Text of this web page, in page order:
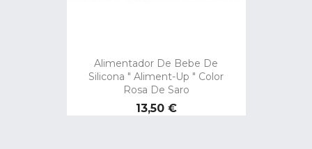
Alimentador De Bebe De
Silicona " Aliment-Up " Color
Rosa De Saro
Precio
13,50 €